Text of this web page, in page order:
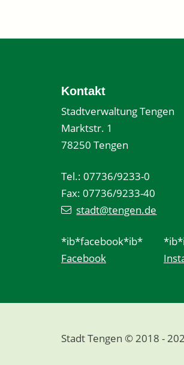
Kontakt
Stadtverwaltung Tengen
Marktstr. 1
78250 Tengen
Tel.: 07736/9233-0
Fax: 07736/9233-40
stadt@tengen.de
*ib*facebook*ib*
Facebook
Stadt Tengen © 2018 -